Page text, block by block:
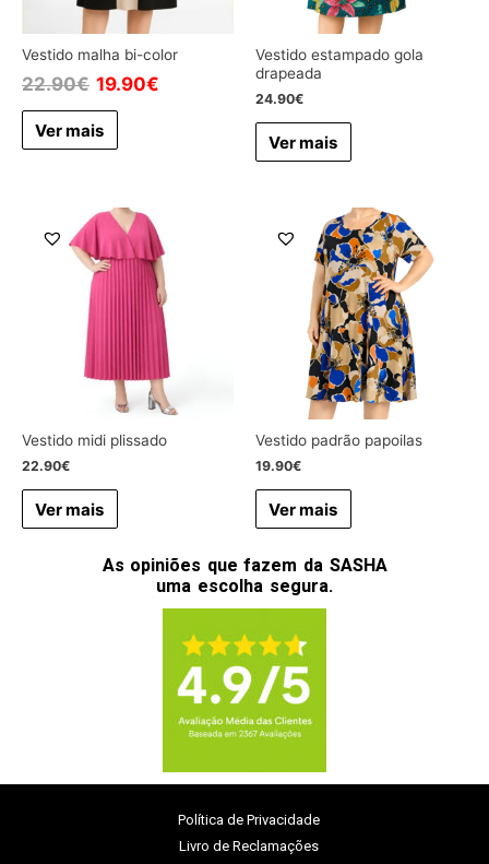
Vestido malha bi-color
22.90€ 19.90€
Ver mais
Vestido estampado gola
drapeada
24.90€
Ver mais
Vestido midi plissado
22.90€
Ver mais
Vestido padrão papoilas
19.90€
Ver mais
As opiniões que fazem da SASHA
uma escolha segura.
Política de Privacidade
Livro de Reclamações